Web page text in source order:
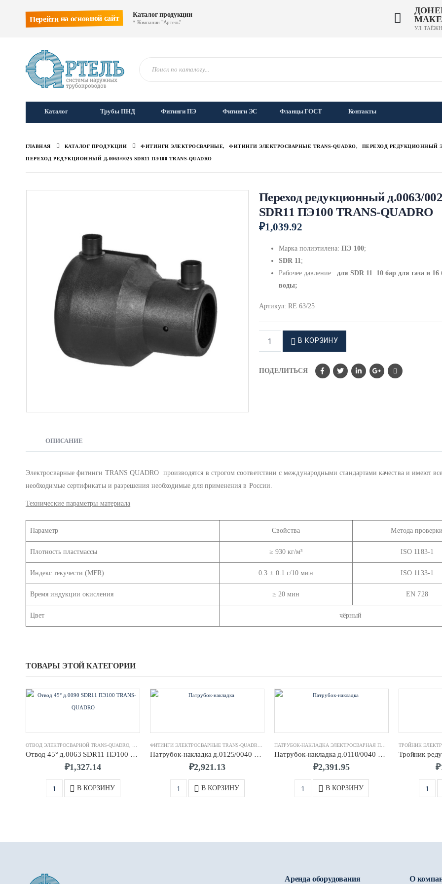
УЛ.
Перейти на основной сайт Каталог продукции
* Компании "Артель"
Каталог Трубы ПНД Фитинги ПЭ Фитинги ЭС Фланцы ГОСТ Контакты
ГЛАВНАЯ КАТАЛОГ ПРОДУКЦИИ ФИТИНГИ ЭЛЕКТРОСВАРНЫЕ, ФИТИНГИ ЭЛЕКТРОСВАРНЫЕ TRANS-QUADRO, ПЕРЕХОД РЕДУКЦИОННЫЙ
ПЕРЕХОД РЕДУКЦИОННЫЙ Д.0063/0025 SDR11 ПЭ100 TRANS-QUADRO
Переход редукционный д.0063/
SDR11 ПЭ100 TRANS-QUADRO
₽1,039.92
Марка полиэтилена: ПЭ 100;
SDR 11;
Рабочее давление: для SDR 11 10 бар для газа и 16
воды;
Артикул: RE 63/25
В КОРЗИНУ
ПОДЕЛИТЬСЯ
ОПИСАНИЕ
Электросварные фитинги TRANS QUADRO производятся в строгом соответствии с международными стандартами качества и имеют все
необходимые сертификаты и разрешения необходимые для применения в России.
Технические параметры материала
Параметр Свойства Метода проверки
Плотность пластмассы ≥ 930 кг/м³ ISO 1183-1
Индекс текучести (MFR) 0.3 ± 0.1 г/10 мин ISO 1133-1
Время индукции окисления ≥ 20 мин EN 728
Цвет чёрный
ТОВАРЫ ЭТОЙ КАТЕГОРИИ
ОТВОД ЭЛЕКТРОСВАРНОЙ TRANS-QUADRO ФИТИНГИ ЭЛЕКТРОСВАРНЫЕ TRANS-QUADRO
Отвод 45° д.0063 SDR11 ПЭ100 TRANS-QUADRO
₽1,327.14
В КОРЗИНУ
ПАТРУБОК-НАКЛАДКА ЭЛЕКТРОСВАРНАЯ ПЭ100 TRANS-QUADRO
Патрубок-накладка д.0125/0040 SDR11 ПЭ100 TRANS-QUADRO
₽2,921.13
В КОРЗИНУ
,
Патрубок-накладка д.0110/0040 SDR11 ПЭ100 TRANS-QUADRO
₽2,391.95
В КОРЗИНУ
₽
Аренда оборудования О